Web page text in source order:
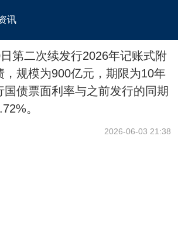
讯
第二次续发行2026年记账式附
，规模为900亿元，期限为10年
国债票面利率与之前发行的同期
。
2026-06-03 21:38